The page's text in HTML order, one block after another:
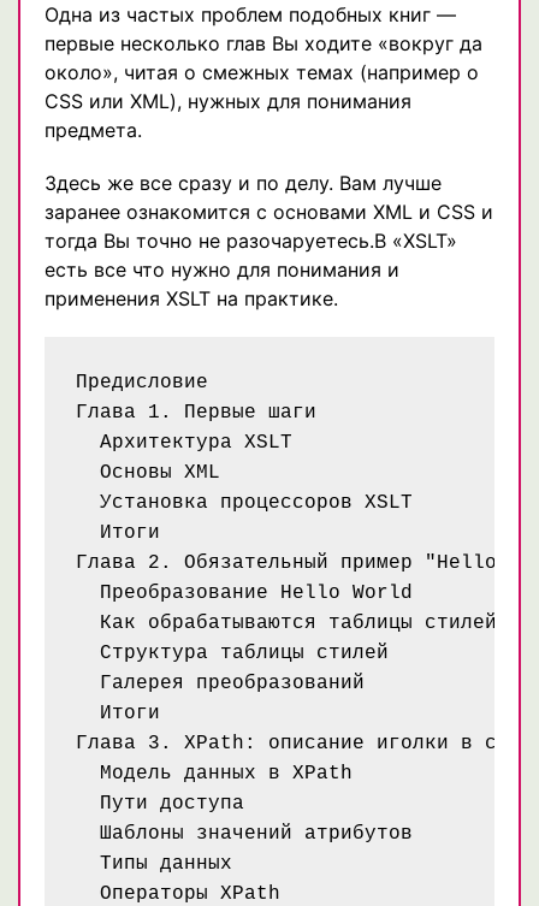
Одна из частых проблем подобных книг —
первые несколько глав Вы ходите «вокруг да
около», читая о смежных темах (например о
CSS или XML), нужных для понимания
предмета.
Здесь же все сразу и по делу. Вам лучше
заранее ознакомится с основами XML и CSS и
тогда Вы точно не разочаруетесь.В «XSLT»
есть все что нужно для понимания и
применения XSLT на практике.
Предисловие
Глава 1. Первые шаги
  Архитектура XSLT
  Основы XML
  Установка процессоров XSLT
  Итоги
Глава 2. Обязательный пример "Hello
  Преобразование Hello World
  Как обрабатываются таблицы стилей
  Структура таблицы стилей
  Галерея преобразований
  Итоги
Глава 3. XPath: описание иголки в
  Модель данных в XPath
  Пути доступа
  Шаблоны значений атрибутов
  Типы данных
  Операторы XPath